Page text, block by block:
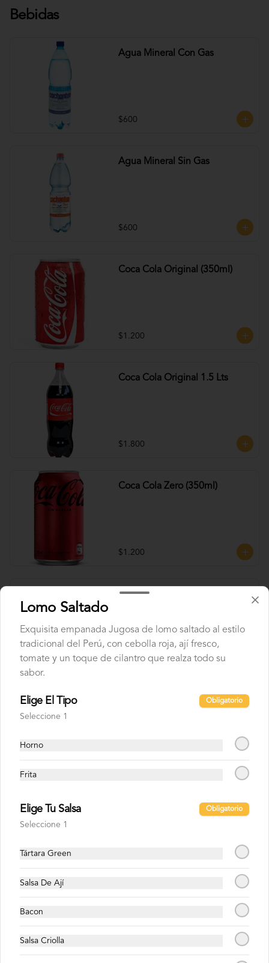
Bebidas
Agua Mineral Con Gas
$600
Agua Mineral Sin Gas
$600
Coca Cola Original (350ml)
$1.200
Coca Cola Original 1.5 Lts
$1.800
Coca Cola Zero (350ml)
$1.200
Fanta (350ml)
$1.200
Conócenos
Lomo Saltado
Exquisita empanada Jugosa de lomo saltado al estilo
tradicional del Perú, con cebolla roja, ají fresco,
tomate y un toque de cilantro que realza todo su
sabor.
Elige El Tipo Obligatorio
Seleccione 1
Horno
Frita
Elige Tu Salsa Obligatorio
Seleccione 1
Tártara Green
Salsa De Ají
Bacon
Salsa Criolla